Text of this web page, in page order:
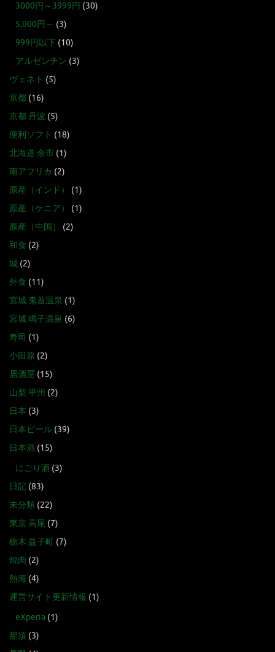
3000円～3999円 (30)
5,000円～ (3)
999円以下 (10)
アルゼンチン (3)
ヴェネト (5)
京都 (16)
京都 丹波 (5)
便利ソフト (18)
北海道 余市 (1)
南アフリカ (2)
原産（インド）
(1)
原産（ケニア）
(1)
原産（中国）
(2)
和食 (2)
城 (2)
外食 (11)
宮城 鬼首温泉 (1)
宮城 鳴子温泉 (6)
寿司 (1)
小田原 (2)
居酒屋 (15)
山梨 甲州 (2)
日本 (3)
日本ビール (39)
日本酒 (15)
にごり酒 (3)
日記 (83)
未分類 (22)
東京 高尾 (7)
栃木 益子町 (7)
焼肉 (2)
熱海 (4)
運営サイト更新情報 (1)
eXperia (1)
那須 (3)